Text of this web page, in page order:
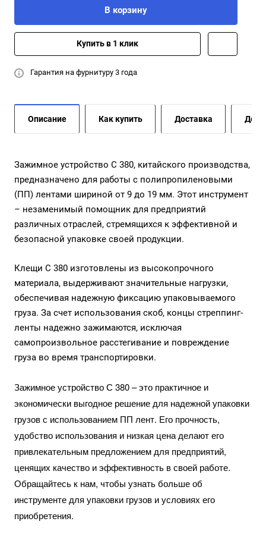
В корзину
Купить в 1 клик
Гарантия на фурнитуру 3 года
Описание Как купить Доставка
Зажимное устройство С 380, китайского производства,
предназначено для работы с полипропиленовыми
(ПП) лентами шириной от 9 до 19 мм. Этот инструмент
– незаменимый помощник для предприятий
различных отраслей, стремящихся к эффективной и
безопасной упаковке своей продукции.
Клещи С 380 изготовлены из высокопрочного
материала, выдерживают значительные нагрузки,
обеспечивая надежную фиксацию упаковываемого
груза. За счет использования скоб, концы стреппинг-
ленты надежно зажимаются, исключая
самопроизвольное расстегивание и повреждение
груза во время транспортировки.
Зажимное устройство С 380 – это практичное и
экономически выгодное решение для надежной упаковки
грузов с использованием ПП лент. Его прочность,
удобство использования и низкая цена делают его
привлекательным предложением для предприятий,
ценящих качество и эффективность в своей работе.
Обращайтесь к нам, чтобы узнать больше об
инструменте для упаковки грузов и условиях его
приобретения.